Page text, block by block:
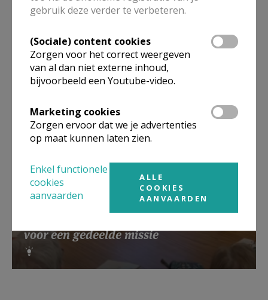
kruiswoorden
voor een gedeelde missie
gebruik deze verder te verbeteren.
(Sociale) content cookies
Zorgen voor het correct weergeven
van al dan niet externe inhoud,
bijvoorbeeld een Youtube-video.
Marketing cookies
Zorgen ervoor dat we je advertenties
op maat kunnen laten zien.
Enkel functionele
cookies
aanvaarden
ALLE
COOKIES
AANVAARDEN